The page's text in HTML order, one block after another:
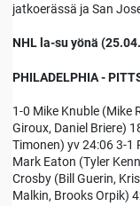
jatkoerässä ja San
NHL la-su yönä
PHILADELPHIA -
1-0 Mike Knuble (Mike
Giroux, Daniel Briere)
Timonen) yv 24:06 3-1
Mark Eaton (Tyler
Crosby (Bill Guerin,
Malkin, Brooks Orpik)